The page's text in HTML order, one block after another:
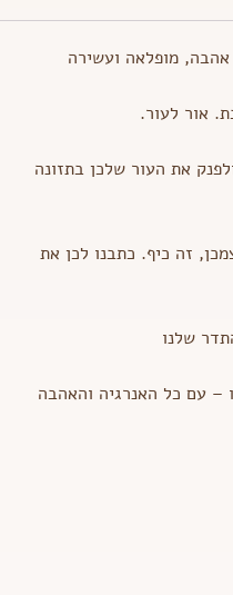
מופלאה ועשירה
אור לעור.
את העור שלכן בתזונה
זה כיף. כתבנו לכן את
שלנו
– עם כל האנרגיה והאהבה